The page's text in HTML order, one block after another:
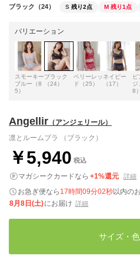
ブラック（24） S 残り2点 M 残り1点
バリエーション
スモーキー
ブルー（8
5）
ブラック
（24）
ベリーレッ
ド（25）
ネイビー
（17）
ピ
ジ
8）
Angellir （アンジェリール）
凛とルームブラ （ブラック）
￥5,940 税込
マガシークカードなら +1%還元 詳細
お急ぎ便なら 17時間09分01秒以内の
8月8日(土)にお届け 詳細
サイズ・